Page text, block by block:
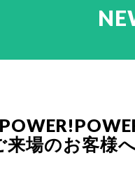
場のお客様へ